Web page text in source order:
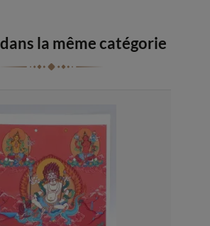
la même catégorie